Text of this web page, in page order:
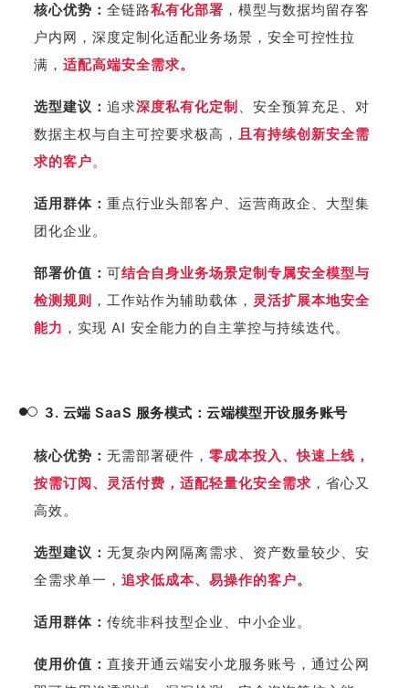
核心优势：全链路私有化部署 ，模型与数据均留存客
户内网，深度定制化适配业务场景，安全可控性拉
满，适配高端安全需求。
选型建议：追求深度私有化定制 、安全预算充足、对
数据主权与自主可控要求极高，且有持续创新安全需
求的客户。
适用群体：重点行业头部客户、运营商政企、大型集
团化企业。
部署价值 ：可结合自身业务场景定制专属安全模型与
检测规则 ，工作站作为辅助载体， 灵活扩展本地安全
能力 ，实现 AI 安全能力的自主掌控与持续迭代。
3. 云端 SaaS 服务模式：云端模型开设服务账号
核心优势 ：无需部署硬件，零成本投入、快速上线，
按需订阅、灵活付费，适配轻量化安全需求 ，省心又
高效。
选型建议：无复杂内网隔离需求、资产数量较少、安
全需求单一，追求低成本、易操作的客户。
适用群体：传统非科技型企业、中小企业。
使用价值：直接开通云端安小龙服务账号，通过公网